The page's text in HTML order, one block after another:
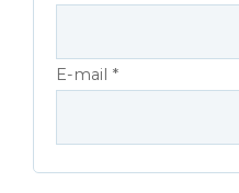
E-mail *